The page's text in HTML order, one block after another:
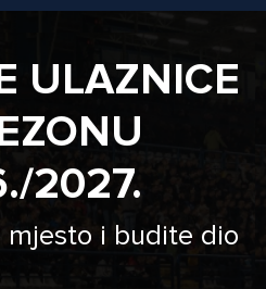
ULAZNICE
2027.
mjesto i budite dio